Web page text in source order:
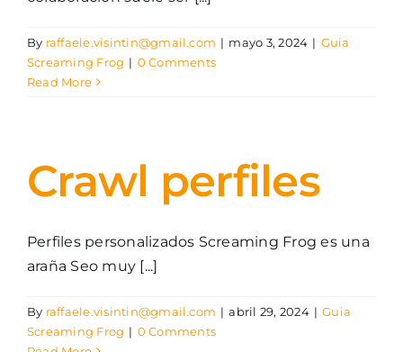
By raffaele.visintin@gmail.com | mayo 3, 2024 | Guia
Screaming Frog | 0 Comments
Read More
Crawl perfiles
Perfiles personalizados Screaming Frog es una
araña Seo muy [...]
By raffaele.visintin@gmail.com | abril 29, 2024 | Guia
Screaming Frog | 0 Comments